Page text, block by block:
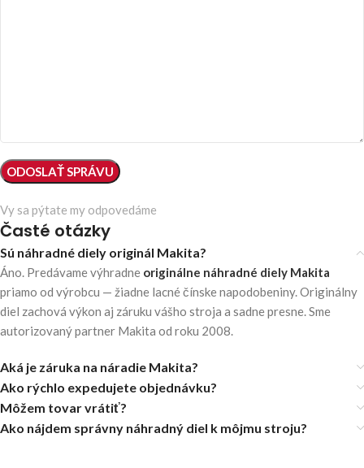
Vy sa pýtate my odpovedáme
Časté otázky
Sú náhradné diely originál Makita?
Áno. Predávame výhradne originálne náhradné diely Makita
priamo od výrobcu — žiadne lacné čínske napodobeniny. Originálny
diel zachová výkon aj záruku vášho stroja a sadne presne. Sme
autorizovaný partner Makita od roku 2008.
Aká je záruka na náradie Makita?
Ako rýchlo expedujete objednávku?
Môžem tovar vrátiť?
Ako nájdem správny náhradný diel k môjmu stroju?